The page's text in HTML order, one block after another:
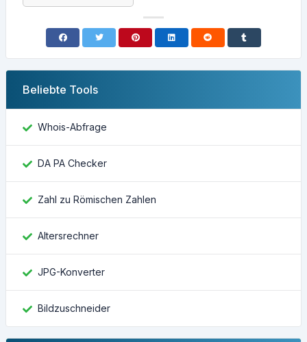
Beliebte Tools
Whois-Abfrage
DA PA Checker
Zahl zu Römischen Zahlen
Altersrechner
JPG-Konverter
Bildzuschneider